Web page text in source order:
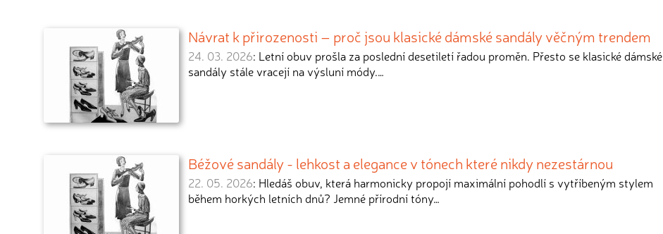
Návrat k přirozenosti – proč jsou klasické dámské sandály věčným trendem
24. 03. 2026: Letní obuv prošla za poslední desetiletí řadou proměn. Přesto se klasické dámské
sandály stále vracejí na výsluní módy.…
Béžové sandály - lehkost a elegance v tónech které nikdy nezestárnou
22. 05. 2026: Hledáš obuv, která harmonicky propojí maximální pohodlí s vytříbeným stylem
během horkých letních dnů? Jemné přírodní tóny…